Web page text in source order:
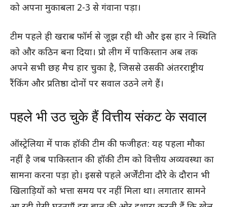
को अपना मुकाबला 2-3 से गंवाना पड़ा।
टीम पहले ही खराब फॉर्म से जूझ रही थी और इस हार ने स्थिति
को और कठिन बना दिया। प्रो लीग में पाकिस्तान अब तक
अपने सभी छह मैच हार चुका है, जिससे उसकी अंतरराष्ट्रीय
रैंकिंग और प्रतिष्ठा दोनों पर सवाल उठने लगे हैं।
पहले भी उठ चुके हैं वित्तीय संकट के सवाल
ऑस्ट्रेलिया में पाक हॉकी टीम की फजीहत: यह पहला मौका
नहीं है जब पाकिस्तान की हॉकी टीम को वित्तीय अव्यवस्था का
सामना करना पड़ा हो। इससे पहले अर्जेंटीना दौरे के दौरान भी
खिलाड़ियों को भत्ता समय पर नहीं मिला था। लगातार सामने